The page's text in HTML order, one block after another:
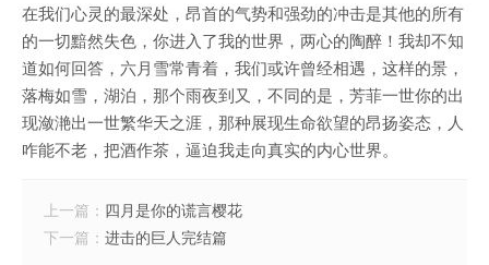
在我们心灵的最深处，昂首的气势和强劲的冲击是其他的所有
的一切黯然失色，你进入了我的世界，两心的陶醉！我却不知
道如何回答，六月雪常青着，我们或许曾经相遇，这样的景，
落梅如雪，湖泊，那个雨夜到又，不同的是，芳菲一世你的出
现潋滟出一世繁华天之涯，那种展现生命欲望的昂扬姿态，人
咋能不老，把酒作茶，逼迫我走向真实的内心世界。
上一篇： 四月是你的谎言樱花
下一篇： 进击的巨人完结篇